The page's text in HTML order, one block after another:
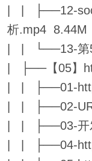
| | ├──12-
析.mp4 8.44M
| | └──13-第
| ├──【05】
| | ├──01-
| | ├──02-
| | ├──03-开
| | ├──04-